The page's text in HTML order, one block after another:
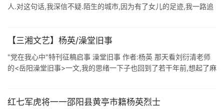
人.对这句话,我深信不疑.陌生的城市,因为有了女儿的足迹,我一路追
【三湘文艺】杨英/澡堂旧事
"党在我心中"特刊征稿启事 澡堂旧事 作者:杨英 那天看刘衍清老师
的<岳阳澡堂旧事>一文,我的思绪一下子也回到了若干年前,想起了麻
红七军虎将一一邵阳县黄亭市籍杨英烈士